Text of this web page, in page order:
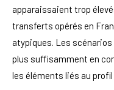
apparaissaient trop
transferts opérés en
atypiques. Les
plus suffisamment en
les éléments liés au